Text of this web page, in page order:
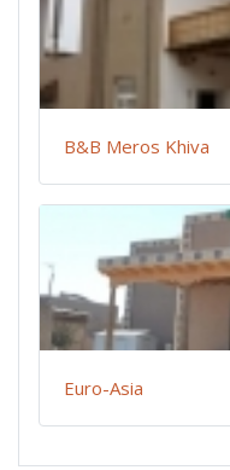
B&B Meros Khiva
Euro-Asia